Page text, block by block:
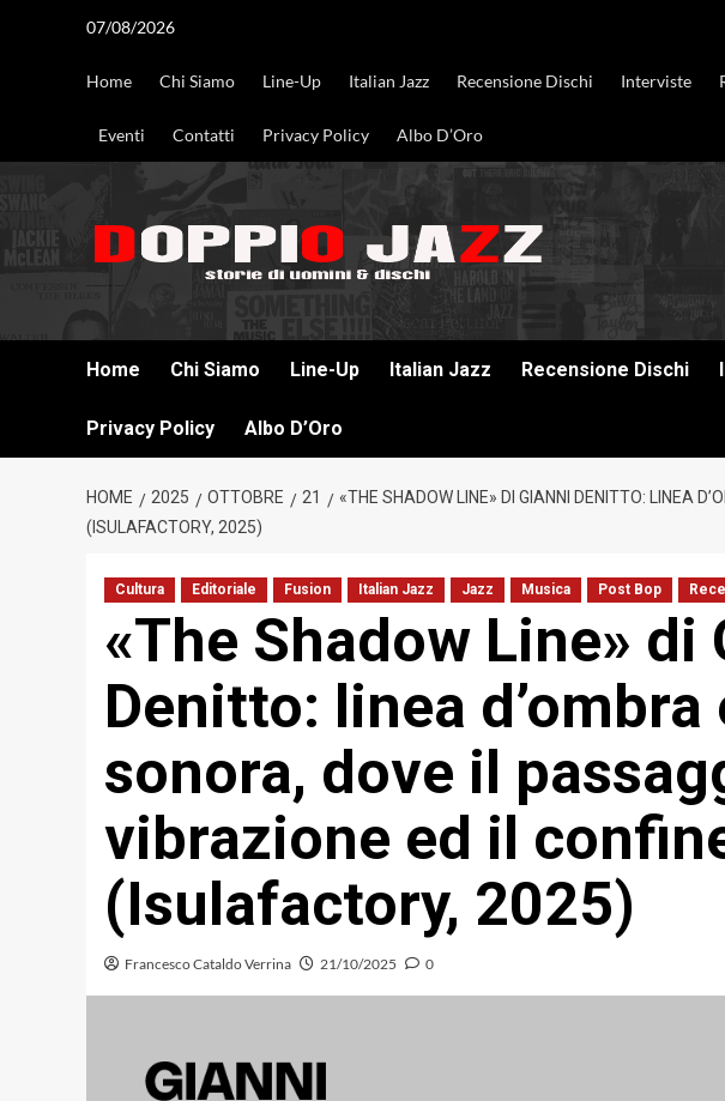
07/08/2026
Home Chi Siamo Line-Up Italian Jazz Recensione Dischi Interviste
Eventi Contatti Privacy Policy Albo D’Oro
Home Chi Siamo Line-Up Italian Jazz Recensione Dischi
Privacy Policy Albo D’Oro
HOME 2025 OTTOBRE 21
«THE SHADOW LINE» DI GIANNI DENITTO: LINEA
(ISULAFACTORY, 2025)
Cultura Editoriale Fusion Italian Jazz Jazz Musica Post Bop
«The Shadow Line» di
Denitto: linea
sonora, dove il
vibrazione ed il
(Isulafactory, 2025)
Francesco Cataldo Verrina 21/10/2025 0